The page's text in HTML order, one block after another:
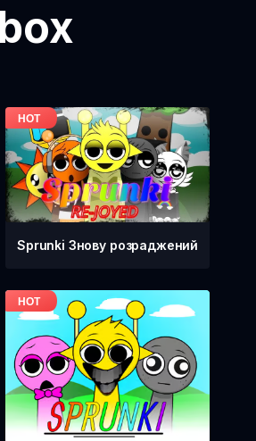
Sprunki Знову розраджений